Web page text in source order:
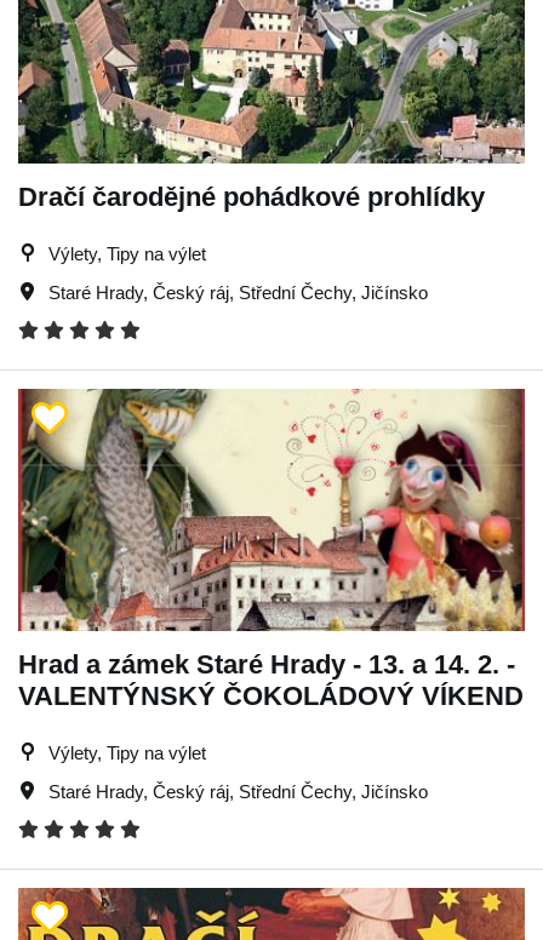
Dračí čarodějné pohádkové prohlídky
Výlety, Tipy na výlet
Staré Hrady, Český ráj, Střední Čechy, Jičínsko
Hrad a zámek Staré Hrady - 13. a 14. 2. -
VALENTÝNSKÝ ČOKOLÁDOVÝ VÍKEND
Výlety, Tipy na výlet
Staré Hrady, Český ráj, Střední Čechy, Jičínsko